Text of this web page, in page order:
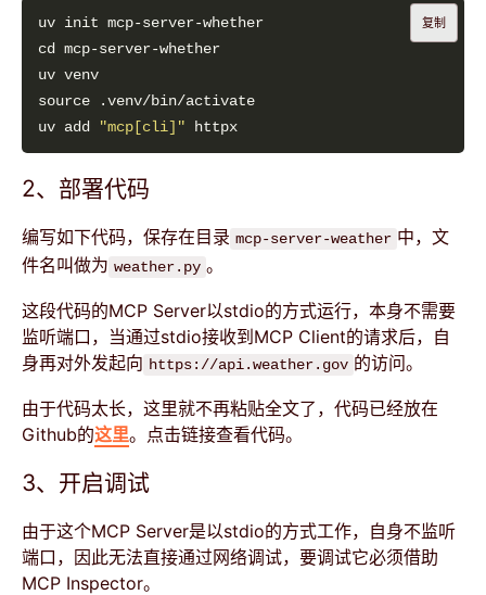
uv add
"mcp[cli]"
复制
2、部署代码
编写如下代码，保存在目录 mcp-server-weather 中，文
件名叫做为 weather.py 。
这段代码的MCP Server以stdio的方式运行，本身不需要
监听端口，当通过stdio接收到MCP Client的请求后，自
身再对外发起向 https://api.weather.gov 的访问。
由于代码太长，这里就不再粘贴全文了，代码已经放在
Github的这里。点击链接查看代码。
3、开启调试
由于这个MCP Server是以stdio的方式工作，自身不监听
端口，因此无法直接通过网络调试，要调试它必须借助
MCP Inspector。